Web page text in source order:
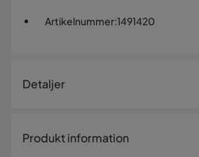
Artikelnummer:1491420
Detaljer
Størrelse
Produkt information